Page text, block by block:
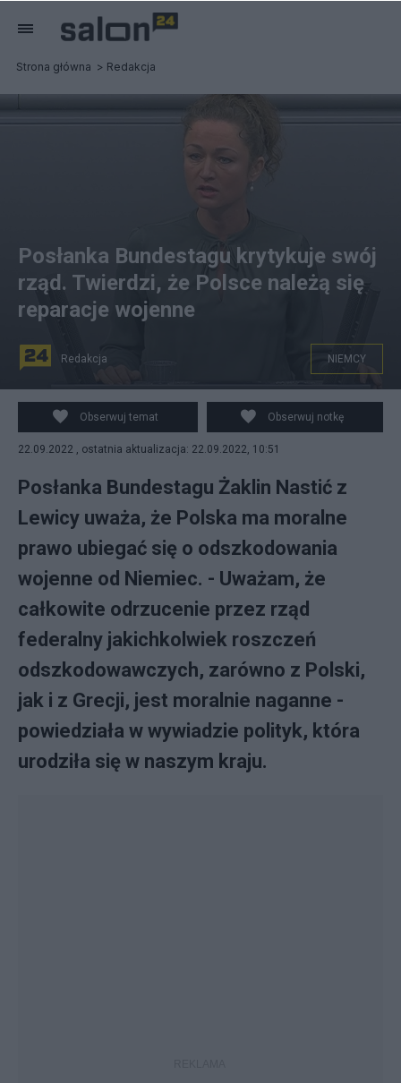
Strona główna Redakcja
Żaklin Nastić, posłanka do Bundestagu.
Posłanka Bundestagu krytykuje swój
rząd. Twierdzi, że Polsce należą się
reparacje wojenne
Redakcja NIEMCY
Obserwuj temat Obserwuj notkę
22.09.2022 , ostatnia aktualizacja: 22.09.2022, 10:51
Posłanka Bundestagu Żaklin Nastić z
Lewicy uważa, że Polska ma moralne
prawo ubiegać się o odszkodowania
wojenne od Niemiec. - Uważam, że
całkowite odrzucenie przez rząd
federalny jakichkolwiek roszczeń
odszkodowawczych, zarówno z Polski,
jak i z Grecji, jest moralnie naganne -
powiedziała w wywiadzie polityk, która
urodziła się w naszym kraju.